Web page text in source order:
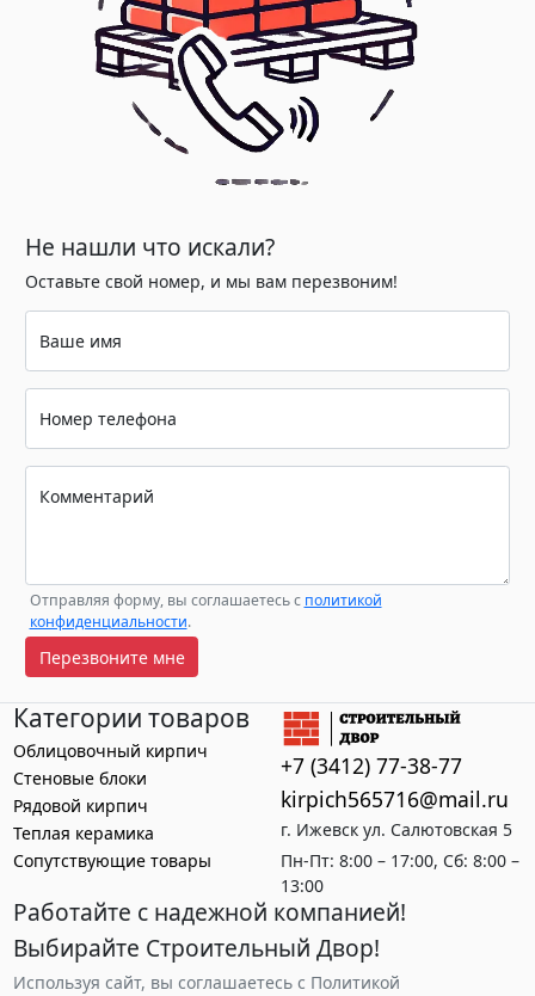
Не нашли что искали?
Оставьте свой номер, и мы вам перезвоним!
Ваше имя
Номер телефона
Комментарий
Отправляя форму, вы соглашаетесь с политикой
конфиденциальности.
Перезвоните мне
Работайте с надежной компанией!
Выбирайте Строительный Двор!
Используя сайт, вы соглашаетесь с Политикой
Категории товаров
Облицовочный кирпич
Стеновые блоки
Рядовой кирпич
Теплая керамика
Сопутствующие товары
+7 (3412) 77-38-77
kirpich565716@mail.ru
г. Ижевск ул. Салютовская 5
Пн-Пт: 8:00 – 17:00, Сб: 8:00 –
13:00